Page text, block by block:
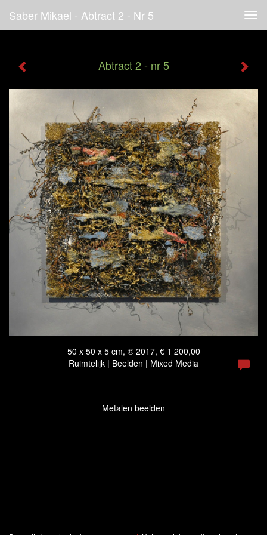
Saber Mikael - Abtract 2 - Nr 5
Abtract 2 - nr 5
50 x 50 x 5 cm, © 2017, € 1 200,00
Ruimtelijk | Beelden | Mixed Media
Metalen beelden